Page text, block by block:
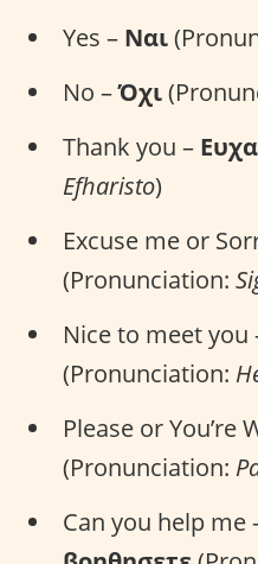
Yes – Ναι
No –Όχι
Thank you –
Efharisto)
Excuse me or
(Pronunciation:
Nice to meet you
(Pronunciation:
Please or You’re
(Pronunciation:
Can you help me